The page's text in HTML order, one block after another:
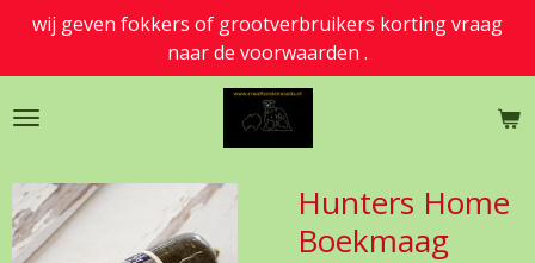
Ga
naar
de
wij geven fokkers of grootverbruikers korting vraag
naar de voorwaarden .
Hunters Home
Boekmaag